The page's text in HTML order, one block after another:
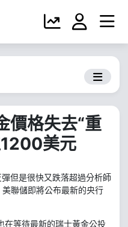
價格失去“重
美元
但是很快又跌落超過分析師
聯儲即將公布最新的央行
在等待最新的瑞士黃金公投